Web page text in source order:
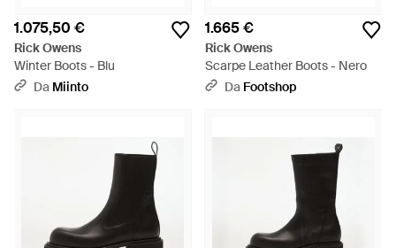
1.075,50 €
Rick Owens
Winter Boots - Blu
Da Miinto
1.665 €
Rick Owens
Scarpe Leather Boots - Nero
Da Footshop